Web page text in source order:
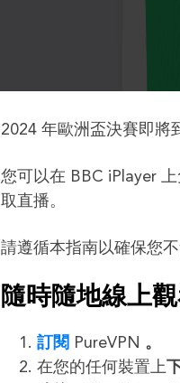
2024 年歐洲盃決賽即將
您可以在 BBC iPlayer
取直播。
請遵循本指南以確保您
隨時隨地線上
訂閱 PureVPN 。
在您的任何裝置上